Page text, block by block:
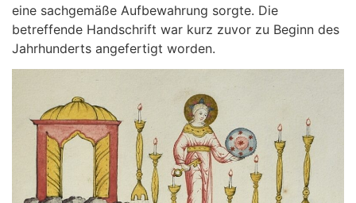
eine sachgemäße Aufbewahrung sorgte. Die
betreffende Handschrift war kurz zuvor zu Beginn des
Jahrhunderts angefertigt worden.